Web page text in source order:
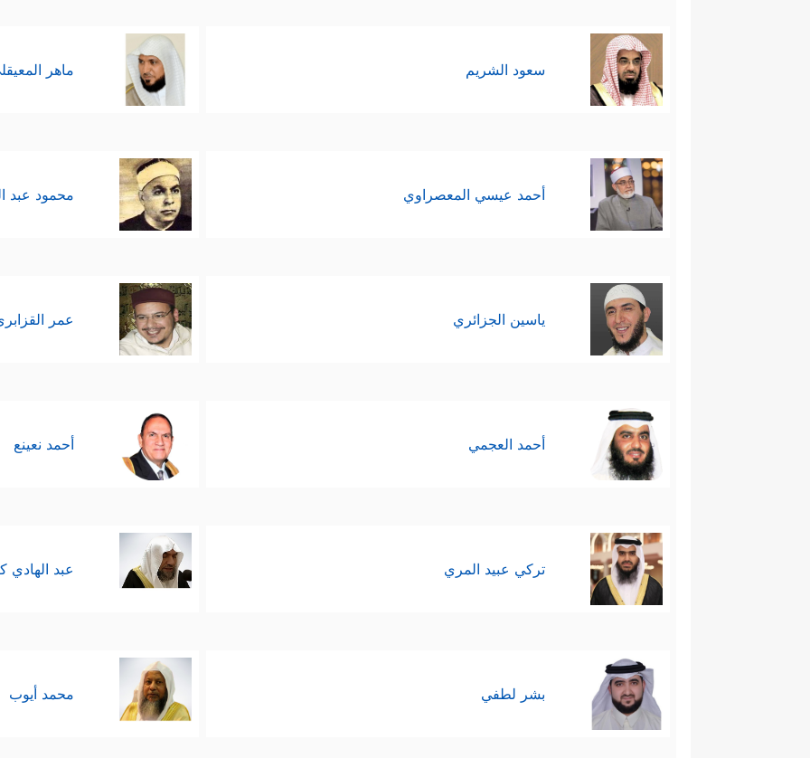
سعود الشريم ماهر
أحمد عيسي المعصراوي محمود عبد
ياسين الجزائري عمر
أحمد العجمي أحمد نعينع
تركي عبيد المري عبد الهادي
بشر لطفي محمد أيوب